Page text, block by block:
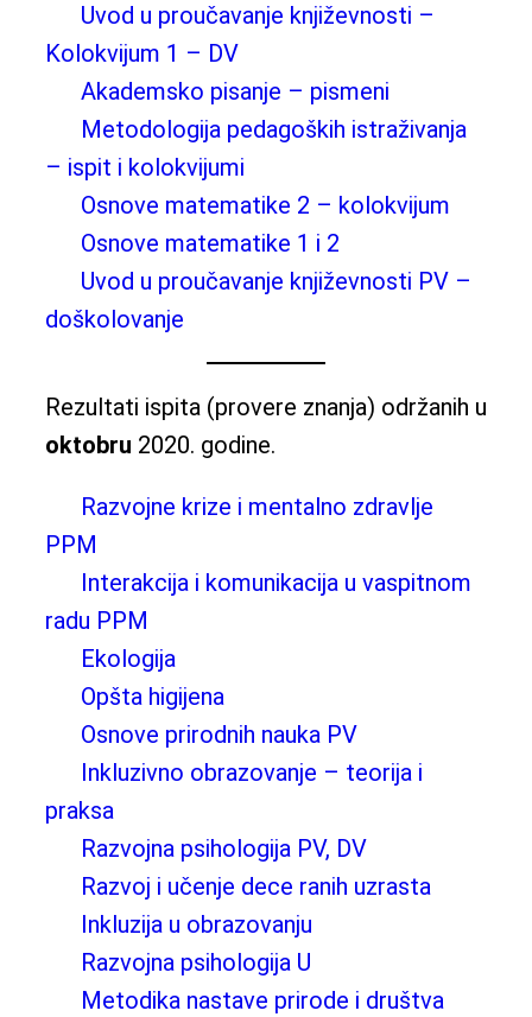
Uvod u proučavanje književnosti –
Kolokvijum 1 – DV
Akademsko pisanje – pismeni
Metodologija pedagoških istraživanja
– ispit i kolokvijumi
Osnove matematike 2 – kolokvijum
Osnove matematike 1 i 2
Uvod u proučavanje književnosti PV –
doškolovanje
Rezultati ispita (provere znanja) održanih u
oktobru 2020. godine.
Razvojne krize i mentalno zdravlje
PPM
Interakcija i komunikacija u vaspitnom
radu PPM
Ekologija
Opšta higijena
Osnove prirodnih nauka PV
Inkluzivno obrazovanje – teorija i
praksa
Razvojna psihologija PV, DV
Razvoj i učenje dece ranih uzrasta
Inkluzija u obrazovanju
Razvojna psihologija U
Metodika nastave prirode i društva